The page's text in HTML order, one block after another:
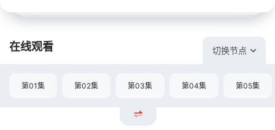
在线观看 切换节点
第01集 第02集 第03集 第04集 第05集